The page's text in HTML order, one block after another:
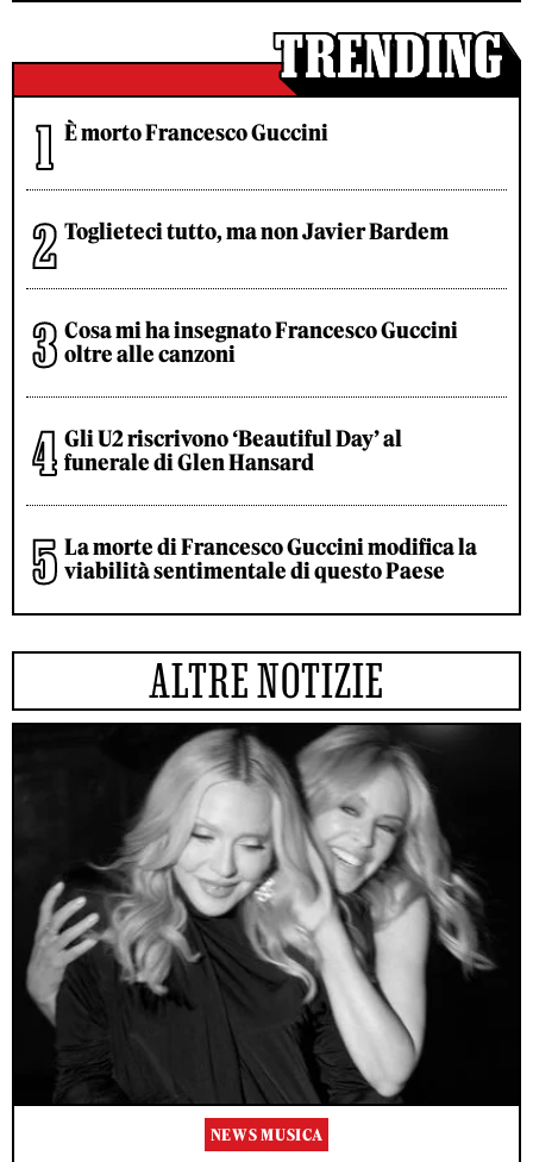
È morto Francesco Guccini
Toglieteci tutto, ma non Javier Bardem
Cosa mi ha insegnato Francesco Guccini
oltre alle canzoni
Gli U2 riscrivono ‘Beautiful Day’ al
funerale di Glen Hansard
La morte di Francesco Guccini modifica la
viabilità sentimentale di questo Paese
ALTRE NOTIZIE
NEWS MUSICA